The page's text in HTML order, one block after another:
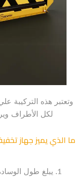
وتعتبر هذه التركيبة
لكل الأطراف